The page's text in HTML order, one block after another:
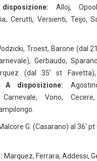
Alloj,
Cerutti, Versienti, Teijo,
Troest, Barone (dal
Gerbaudo,
(dal 35’ st
A disposizione:
Carnevale, Vono,
G. (Casarano) al 36′
Marquez, Ferrara, Addessi,